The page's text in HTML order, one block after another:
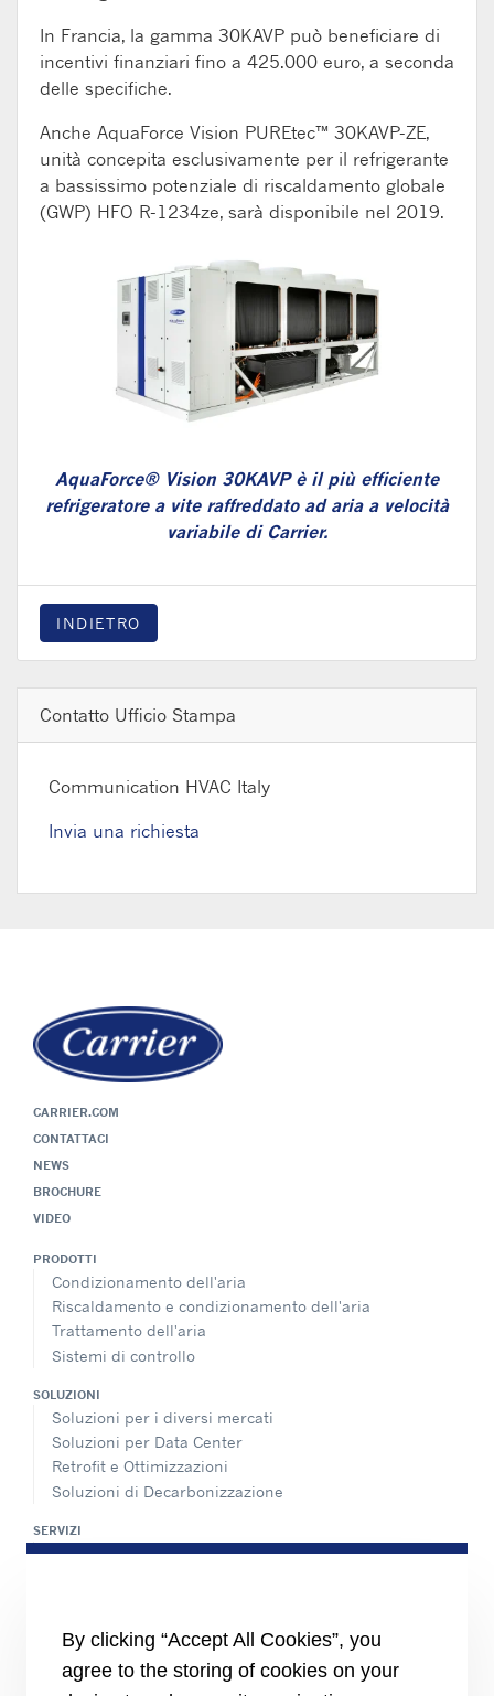
In Francia, la gamma 30KAVP può beneficiare di
incentivi finanziari fino a 425.000 euro, a seconda
delle specifiche.
Anche AquaForce Vision PUREtec™ 30KAVP-ZE,
unità concepita esclusivamente per il refrigerante
a bassissimo potenziale di riscaldamento globale
(GWP) HFO R-1234ze, sarà disponibile nel 2019.
AquaForce® Vision 30KAVP è il più efficiente
refrigeratore a vite raffreddato ad aria a velocità
variabile di Carrier.
INDIETRO
Contatto Ufficio Stampa
Communication HVAC Italy
Invia una richiesta
CARRIER.COM
CONTATTACI
NEWS
BROCHURE
VIDEO
PRODOTTI
Condizionamento dell'aria
Riscaldamento e condizionamento dell'aria
Trattamento dell'aria
Sistemi di controllo
SOLUZIONI
Soluzioni per i diversi mercati
Soluzioni per Data Center
Retrofit e Ottimizzazioni
Soluzioni di Decarbonizzazione
SERVIZI
Panoramica dei servizi di assistenza
Fornitori
Investitori
By clicking “Accept All Cookies”, you
agree to the storing of cookies on your